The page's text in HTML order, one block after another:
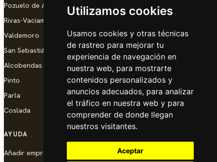
Utilizamos cookies
Usamos cookies y otras técnicas
de rastreo para mejorar tu
experiencia de navegación en
nuestra web, para mostrarte
contenidos personalizados y
anuncios adecuados, para analizar
el tráfico en nuestra web y para
comprender de donde llegan
nuestros visitantes.
Aceptar
Pozuelo de Alarcón
Rivas-Vaciamadrid
Valdemoro
San Sebastián de los Reyes
Alcobendas
Pinto
Parla
Coslada
AYUDA
Añadir empresa